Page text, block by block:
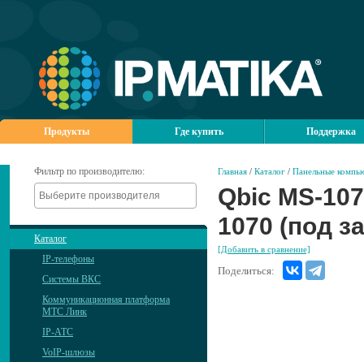
Продукты Где купить Поддержка
Фильтр по производителю:
Каталог
IP-телефоны
Системы ВКС
Коммуникационная платформа
МТС Линк
IP-АТС
VoIP-шлюзы
Главная / Каталог / Панельные
Qbic MS-
1070 (под
[Добавить в сравнение]
Поделиться: